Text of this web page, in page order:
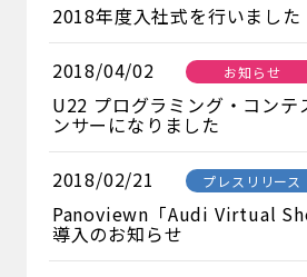
2018年度入社式を行いました
2018/04/02 お知らせ
U22 プログラミング・コンテ
ンサーになりました
2018/02/21 プレスリリース
Panoviewn「Audi Virtual
導入のお知らせ